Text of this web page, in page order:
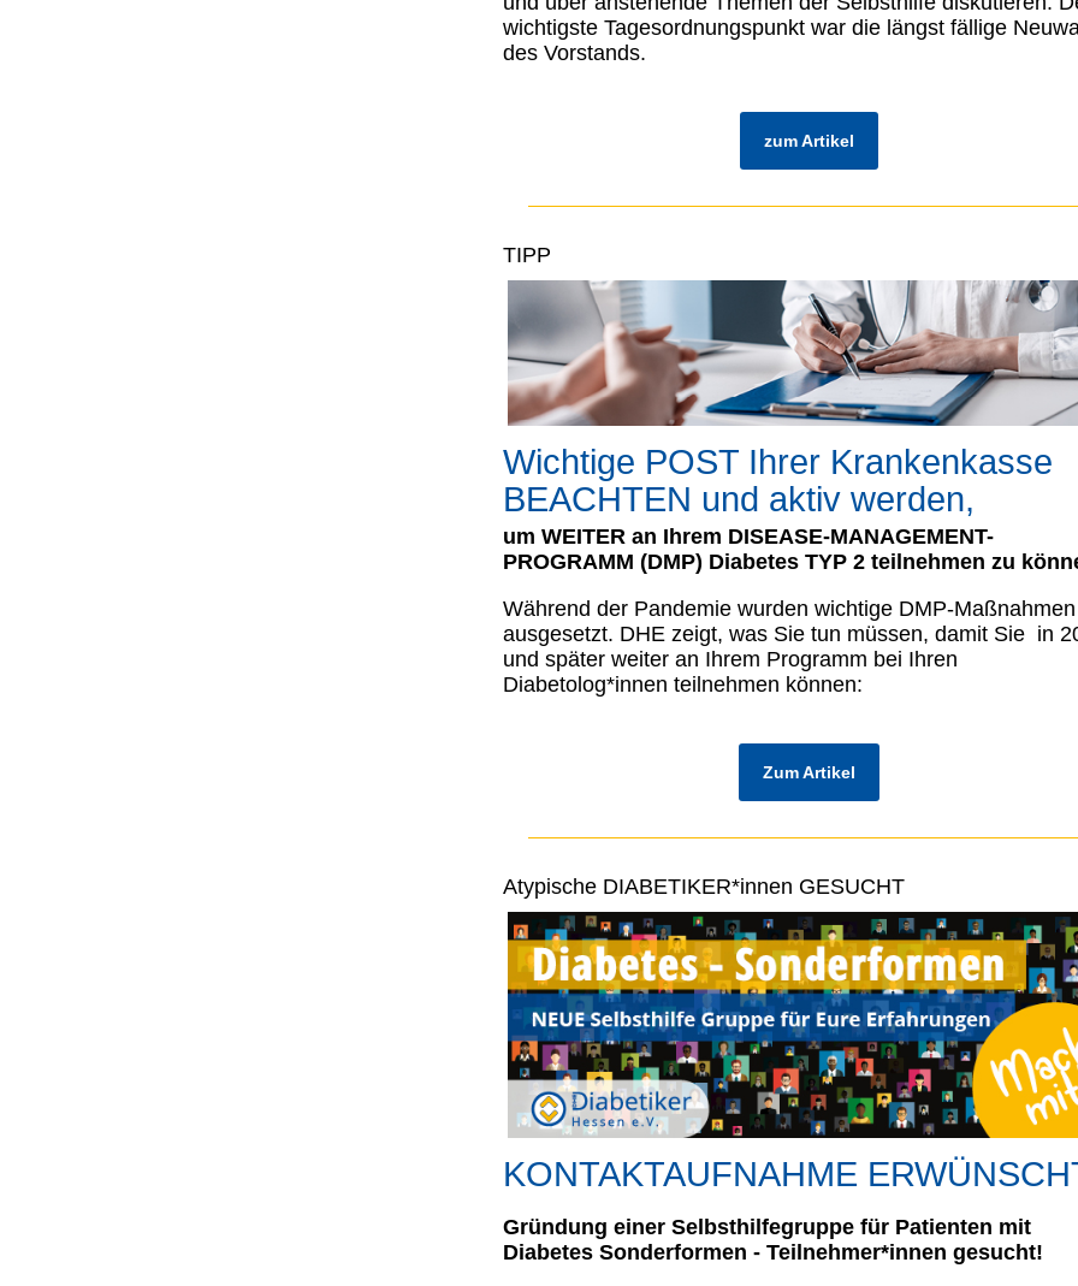
wichtigste Tagesord­nungspunkt war die längst fällige
des Vorstands.
zum Artikel
TIPP
Wichtige POST Ihrer Krankenkasse
BEACHTEN und aktiv werden,
um WEITER an Ihrem DISEASE-MANAGEMENT-
PROGRAMM (DMP) Diabetes TYP 2 teilnehmen zu
Während der Pandemie wurden wichtige DMP-Maßnahmen
ausgesetzt. DHE zeigt, was Sie tun müssen, damit Sie in
und später weiter an Ihrem Programm bei Ihren
Diabetolog*innen teilnehmen können:
Zum Artikel
Atypische DIABETIKER*innen GESUCHT
KONTAKTAUFNAHME
Gründung einer Selbsthilfegruppe für Patienten mit
Diabetes Sonderformen - Teilnehmer*innen gesucht!